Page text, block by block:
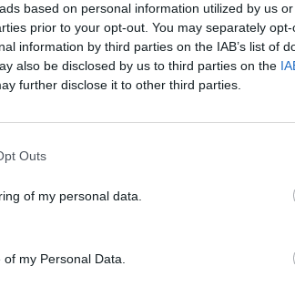
based on personal information utilized by us
prior to your opt-out. You may separately
information by third parties on the IAB’s list of
also be disclosed by us to third parties on the
further disclose it to other third parties.
Outs
of my personal data.
my Personal Data.